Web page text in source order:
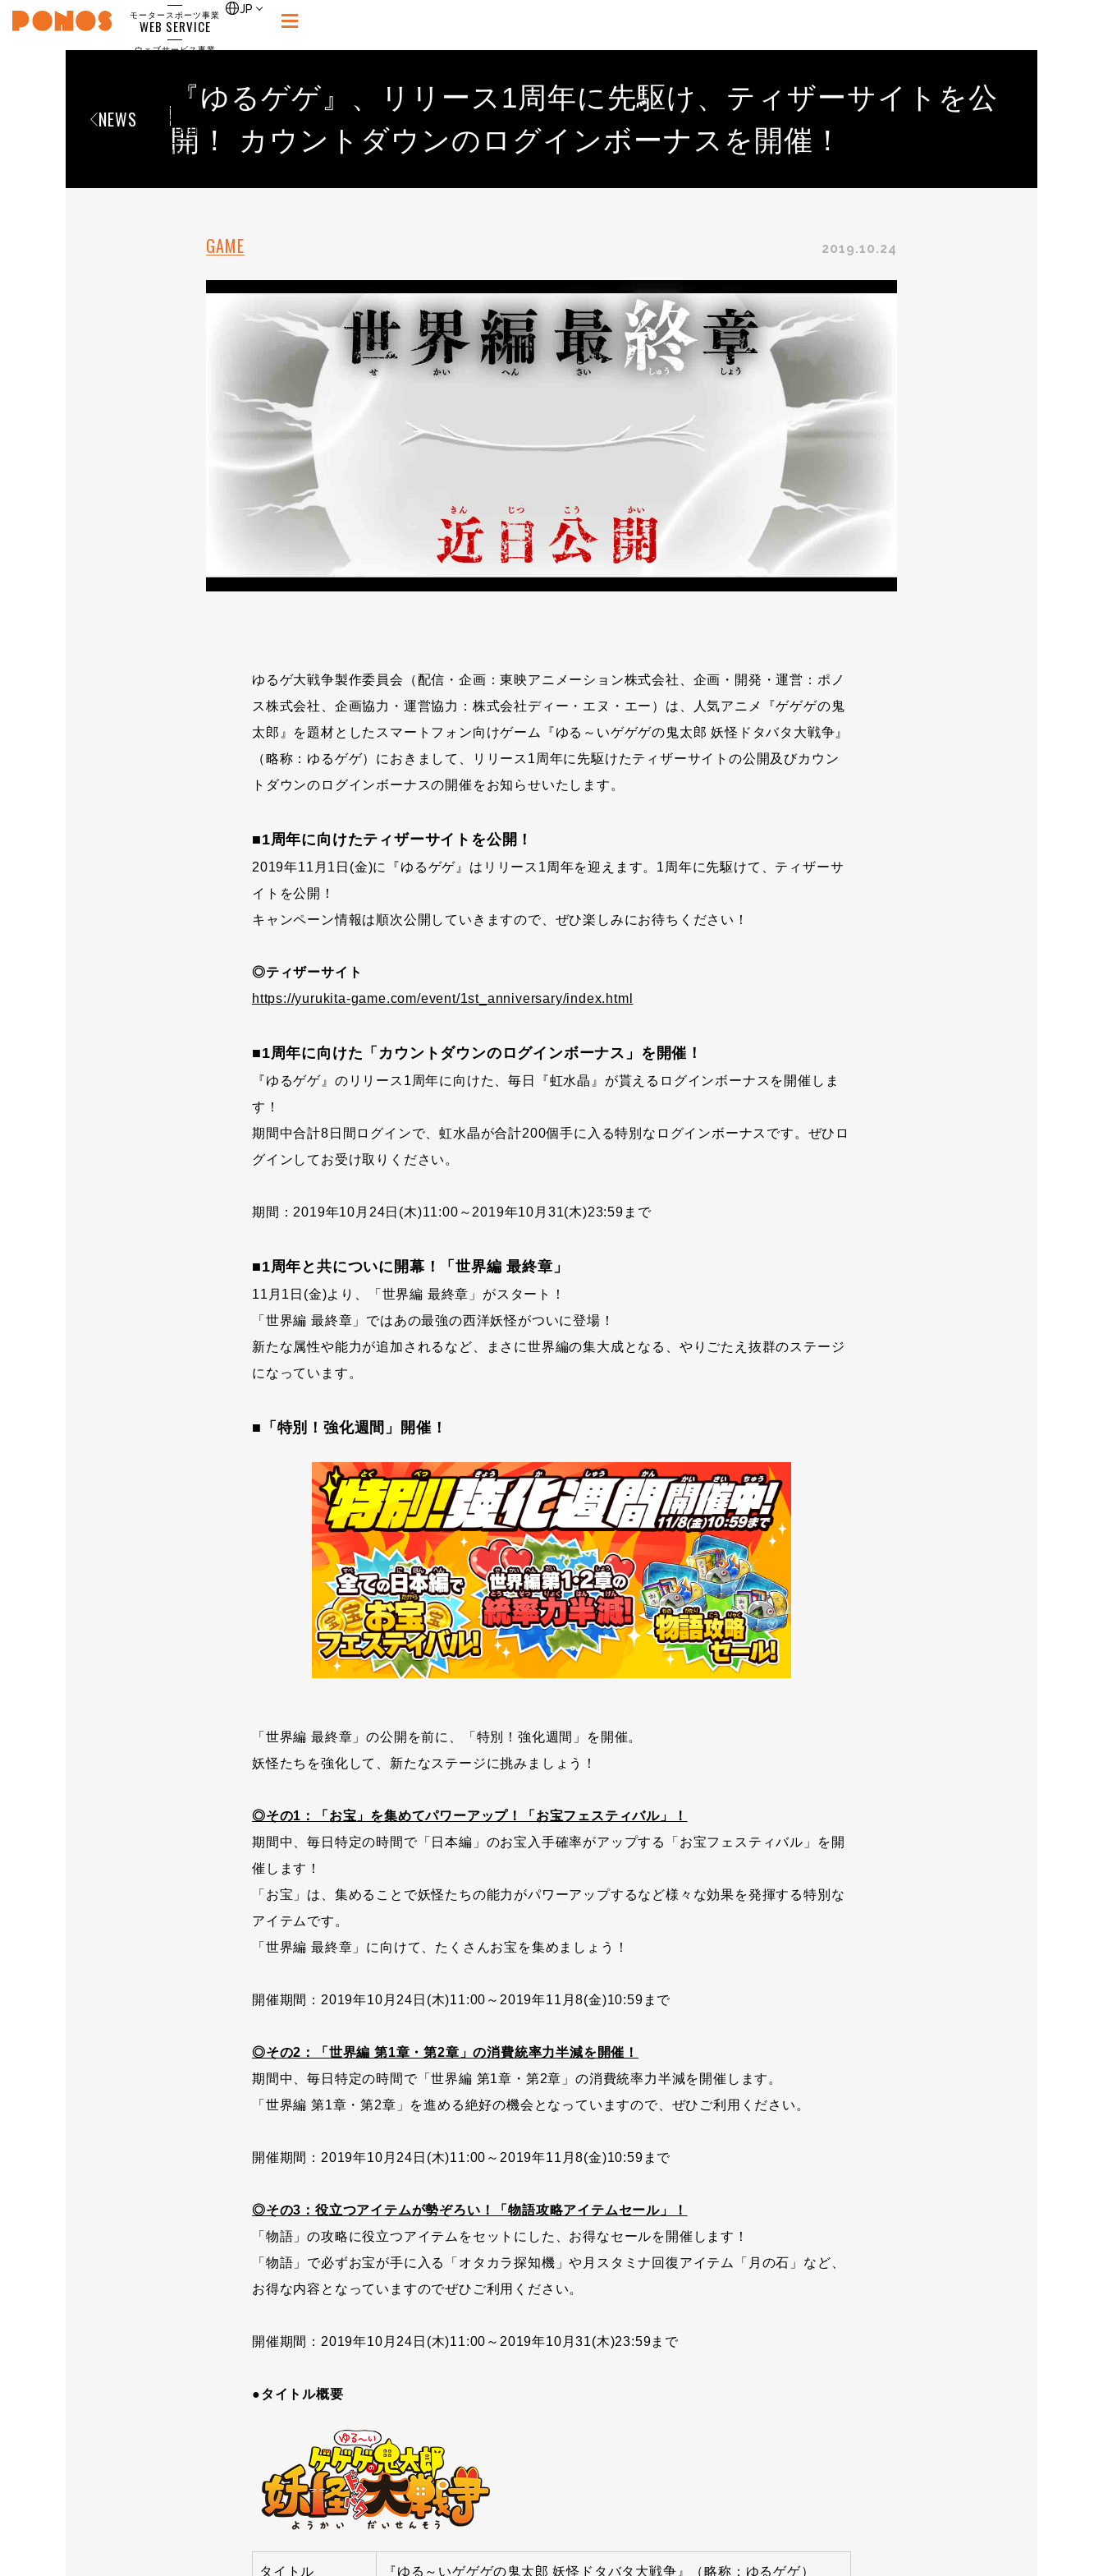
PONOS
モータースポーツ事業
WEB SERVICE
ウェブサービス事業
ニュース
RECRUIT
ポノス採用サイト
CONTACT
お問合せ
JP
NEWS
『ゆるゲゲ』、リリース1周年に先駆け、ティザーサイトを公
開！ カウントダウンのログインボーナスを開催！
GAME 2019.10.24
ゆるゲ大戦争製作委員会（配信・企画：東映アニメーション株式会社、企画・開発・運営：ポノ
ス株式会社、企画協力・運営協力：株式会社ディー・エヌ・エー）は、人気アニメ『ゲゲゲの鬼
太郎』を題材としたスマートフォン向けゲーム『ゆる～いゲゲゲの鬼太郎 妖怪ドタバタ大戦争』
（略称：ゆるゲゲ）におきまして、リリース1周年に先駆けたティザーサイトの公開及びカウン
トダウンのログインボーナスの開催をお知らせいたします。
■1周年に向けたティザーサイトを公開！
2019年11月1日(金)に『ゆるゲゲ』はリリース1周年を迎えます。1周年に先駆けて、ティザーサ
イトを公開！
キャンペーン情報は順次公開していきますので、ぜひ楽しみにお待ちください！
◎ティザーサイト
https://yurukita-game.com/event/1st_anniversary/index.html
■1周年に向けた「カウントダウンのログインボーナス」を開催！
『ゆるゲゲ』のリリース1周年に向けた、毎日『虹水晶』が貰えるログインボーナスを開催しま
す！
期間中合計8日間ログインで、虹水晶が合計200個手に入る特別なログインボーナスです。ぜひロ
グインしてお受け取りください。
期間：2019年10月24日(木)11:00～2019年10月31(木)23:59まで
■1周年と共についに開幕！「世界編 最終章」
11月1日(金)より、「世界編 最終章」がスタート！
「世界編 最終章」ではあの最強の西洋妖怪がついに登場！
新たな属性や能力が追加されるなど、まさに世界編の集大成となる、やりごたえ抜群のステージ
になっています。
■「特別！強化週間」開催！
「世界編 最終章」の公開を前に、「特別！強化週間」を開催。
妖怪たちを強化して、新たなステージに挑みましょう！
◎その1：「お宝」を集めてパワーアップ！「お宝フェスティバル」！
期間中、毎日特定の時間で「日本編」のお宝入手確率がアップする「お宝フェスティバル」を開
催します！
「お宝」は、集めることで妖怪たちの能力がパワーアップするなど様々な効果を発揮する特別な
アイテムです。
「世界編 最終章」に向けて、たくさんお宝を集めましょう！
開催期間：2019年10月24日(木)11:00～2019年11月8(金)10:59まで
◎その2：「世界編 第1章・第2章」の消費統率力半減を開催！
期間中、毎日特定の時間で「世界編 第1章・第2章」の消費統率力半減を開催します。
「世界編 第1章・第2章」を進める絶好の機会となっていますので、ぜひご利用ください。
開催期間：2019年10月24日(木)11:00～2019年11月8(金)10:59まで
◎その3：役立つアイテムが勢ぞろい！「物語攻略アイテムセール」！
「物語」の攻略に役立つアイテムをセットにした、お得なセールを開催します！
「物語」で必ずお宝が手に入る「オタカラ探知機」や月スタミナ回復アイテム「月の石」など、
お得な内容となっていますのでぜひご利用ください。
開催期間：2019年10月24日(木)11:00～2019年10月31(木)23:59まで
●タイトル概要
タイトル 『ゆる～いゲゲゲの鬼太郎 妖怪ドタバタ大戦争』（略称：ゆるゲゲ）